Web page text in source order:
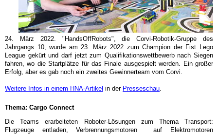
24. März 2022. "HandsOffRobots", die Corvi-Robotik-Gruppe des
Jahrgangs 10, wurde am 23. März 2022 zum Champion der Fist Lego
League gekürt und darf jetzt zum Qualifikationswettbewerb nach Siegen
fahren, wo die Startplätze für das Finale ausgespielt werden. Ein großer
Erfolg, aber es gab noch ein zweites Gewinnerteam vom Corvi.
Weitere Infos in einem HNA-Artikel in der Presseschau.
Thema: Cargo Connect
Die Teams erarbeiteten Roboter-Lösungen zum Thema Transport:
Flugzeuge entladen, Verbrennungsmotoren auf Elektromotoren